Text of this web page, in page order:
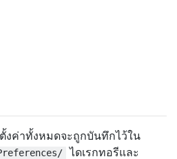
งค่าทั้งหมดจะถูกบันทึกไว้ใน
ไดเรกทอรีและ